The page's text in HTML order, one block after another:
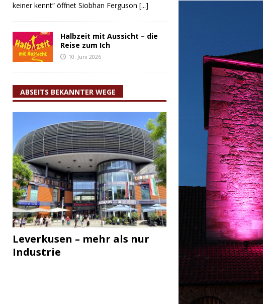
keiner kennt“ öffnet Siobhan Ferguson [...]
Halbzeit mit Aussicht – die
Reise zum Ich
10. Juni 2026
ABSEITS BEKANNTER WEGE
Leverkusen – mehr als nur
Industrie